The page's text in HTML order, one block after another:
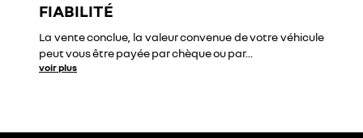
FIABILITÉ
La vente conclue, la valeur convenue de votre véhicule
peut vous être payée par chèque ou par...
voir plus